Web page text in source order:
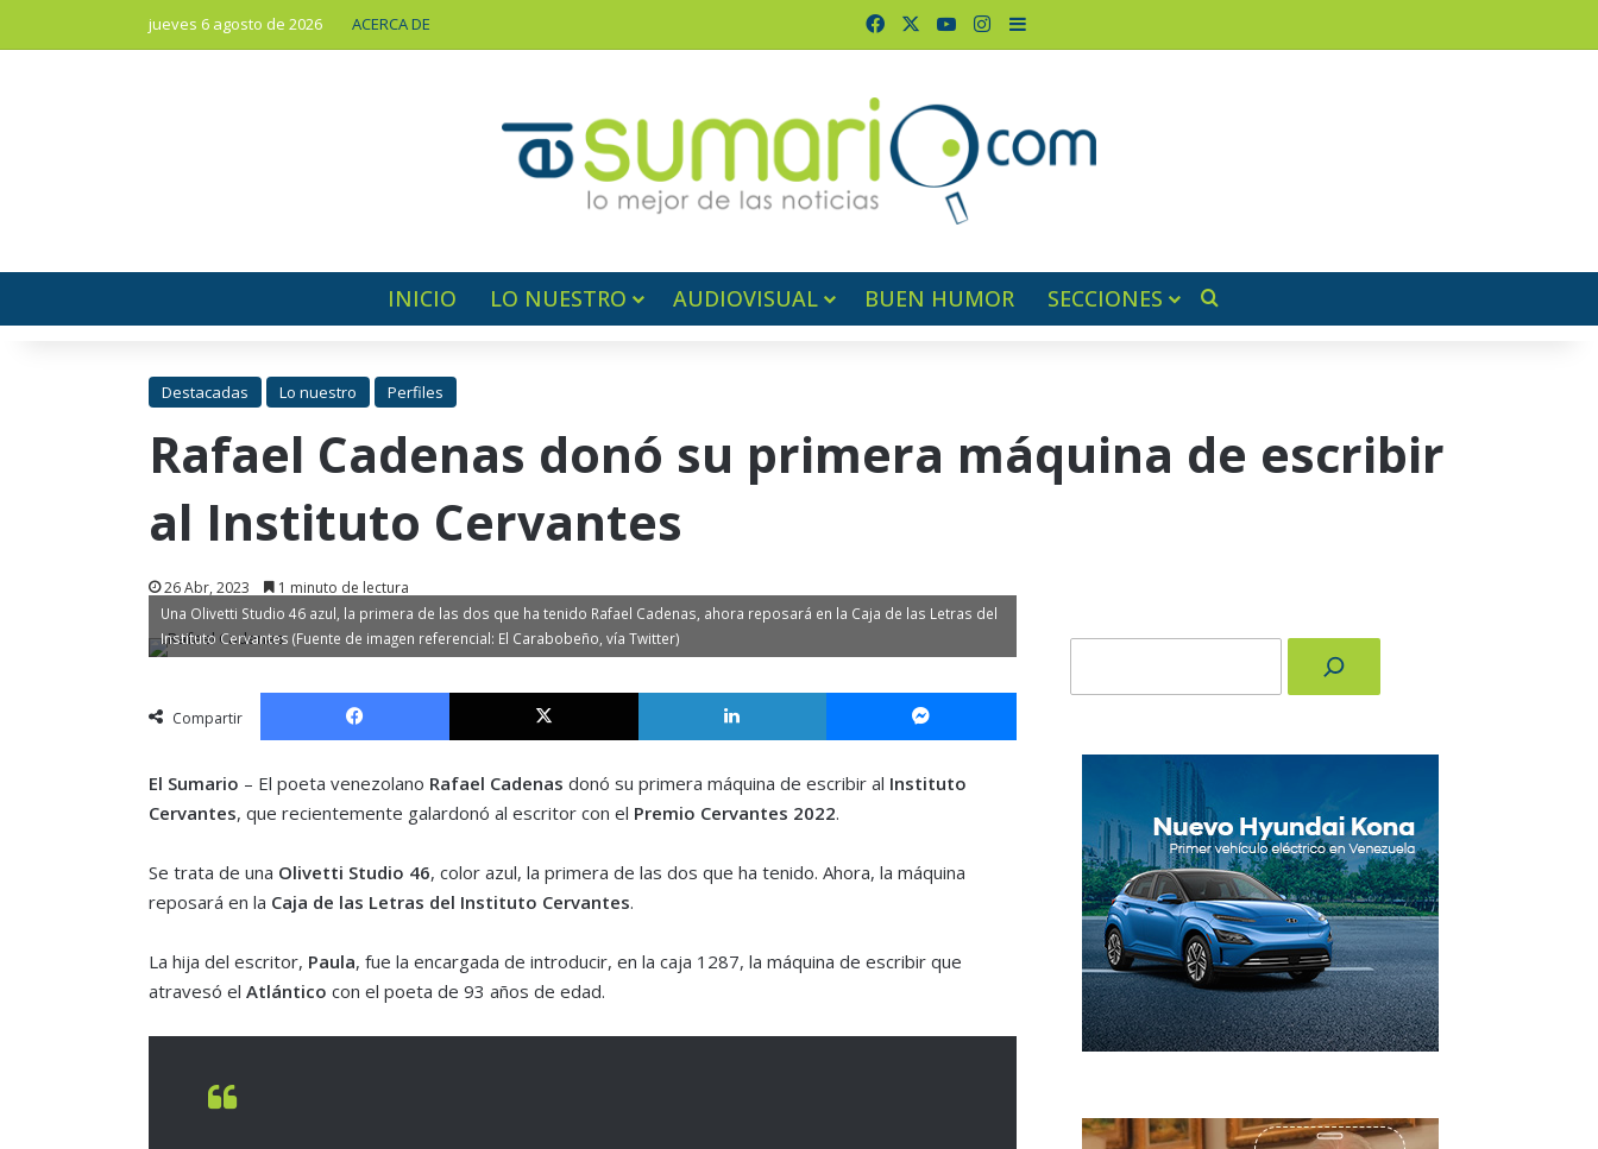
jueves 6 agosto de 2026 ACERCA DE FacebookYouTubeInstagram
Barra lateral
INICIO LO NUESTRO AUDIOVISUAL BUEN HUMOR SECCIONES
Destacadas Lo nuestro Perfiles
Rafael Cadenas donó su primera máquina de escribir
al Instituto Cervantes
26 Abr, 2023 1 minuto de lectura
Una Olivetti Studio 46 azul, la primera de las dos que ha tenido Rafael Cadenas, ahora reposará en la Caja de las Letras del
Instituto Cervantes (Fuente de imagen referencial: El Carabobeño, vía Twitter)
Compartir
Facebook X LinkedIn Messenger
El Sumario – El poeta venezolano Rafael Cadenas donó su primera máquina de escribir al Instituto
Cervantes, que recientemente galardonó al escritor con el Premio Cervantes 2022.
Se trata de una Olivetti Studio 46, color azul, la primera de las dos que ha tenido. Ahora, la máquina
reposará en la Caja de las Letras del Instituto Cervantes.
La hija del escritor, Paula, fue la encargada de introducir, en la caja 1287, la máquina de escribir que
atravesó el Atlántico con el poeta de 93 años de edad.